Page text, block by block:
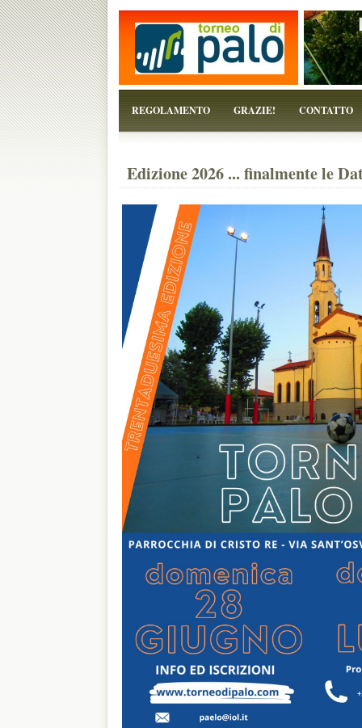
REGOLAMENTO GRAZIE! CONTATTO
Edizione 2026 ... finalmente le